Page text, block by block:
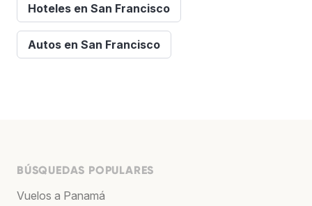
Hoteles en San Francisco
Autos en San Francisco
BÚSQUEDAS POPULARES
Vuelos a Panamá